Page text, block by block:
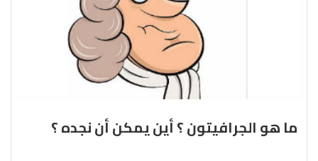
ما هو الجرافيتون ؟ أين يمكن أن نجده ؟